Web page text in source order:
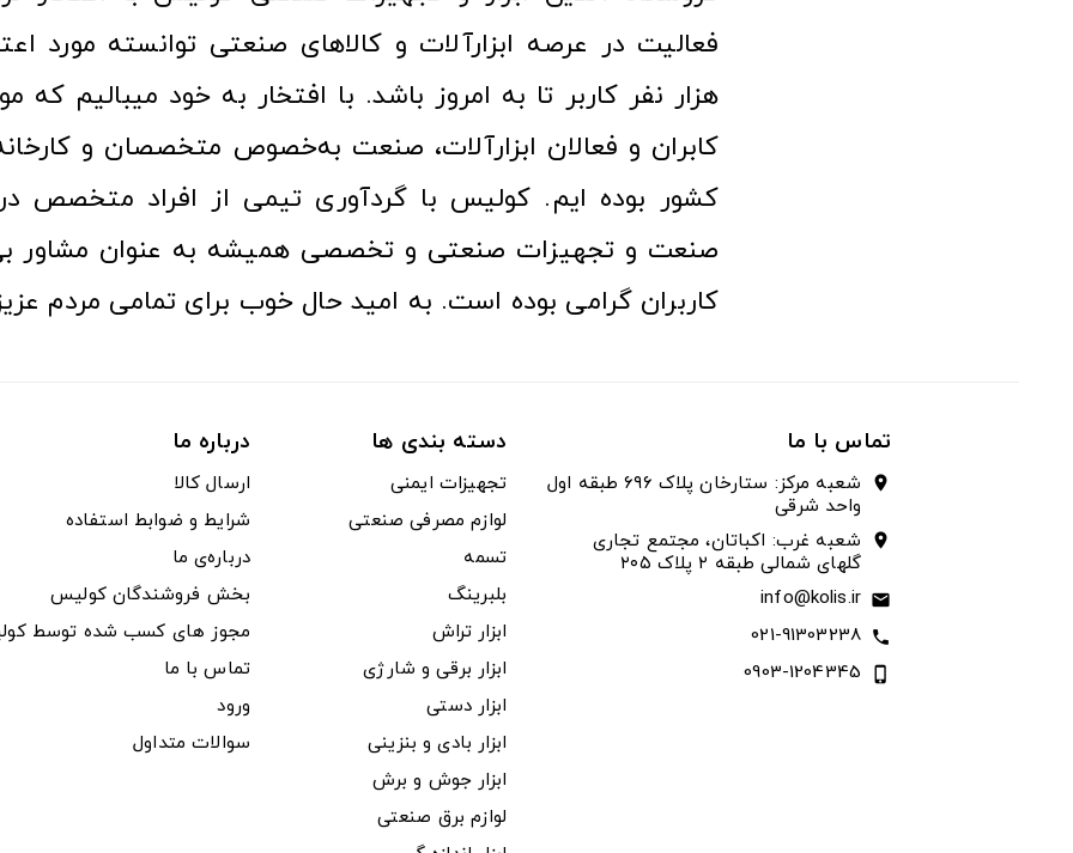
هزار نفر کاربر تا به امروز باشد. با افتخار به خود میبالیم که
کابران و فعالان ابزارآلات، صنعت به‌خصوص متخصصان و
کشور بوده ایم. کولیس با گردآوری تیمی از افراد متخصص در
صنعت و تجهیزات صنعتی و تخصصی همیشه به عنوان مشاور
کاربران گرامی بوده است. به امید حال خوب برای تمامی مردم
تماس با ما
location_on
شعبه مرکز: ستارخان پلاک ۶۹۶ طبقه اول
واحد شرقی
location_on
شعبه غرب: اکباتان، مجتمع تجاری
گلهای شمالی طبقه ۲ پلاک ۲۰۵
email
info@kolis.ir
call
021-91303238
phone_iphone
0903-1204345
دسته بندی ها
تجهیزات ایمنی
لوازم مصرفی صنعتی
تسمه
بلبرینگ
ابزار تراش
ابزار برقی و شارژی
ابزار دستی
ابزار بادی و بنزینی
ابزار جوش و برش
لوازم برق صنعتی
درباره ما
ارسال کالا
شرایط و ضوابط استفاده
درباره‌ی ما
بخش فروشندگان کولیس
مجوز های کسب شده توسط
تماس با ما
ورود
سوالات متداول